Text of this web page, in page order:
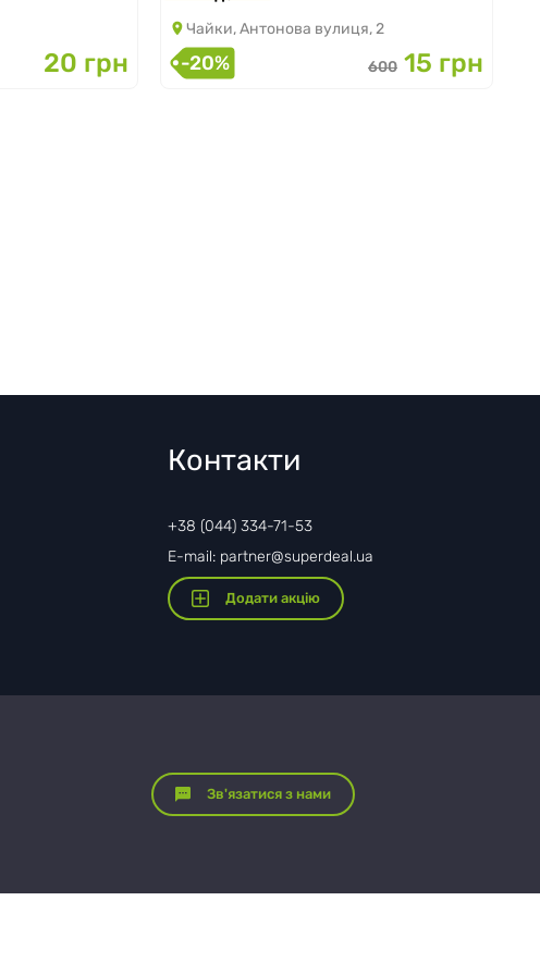
20 грн
Чайки, Антонова вулиця, 2
-20% 600 15 грн
Контакти
+38 (044) 334-71-53
E-mail: partner@superdeal.ua
Додати акцію
Зв'язатися з нами